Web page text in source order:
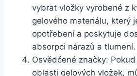
vybrat vložky vyrobené z
gelového materiálu, ‍který
opotřebení a poskytuje
absorpci nárazů a tlumení.
Osvědčené značky:
oblasti‍ gelových vložek,